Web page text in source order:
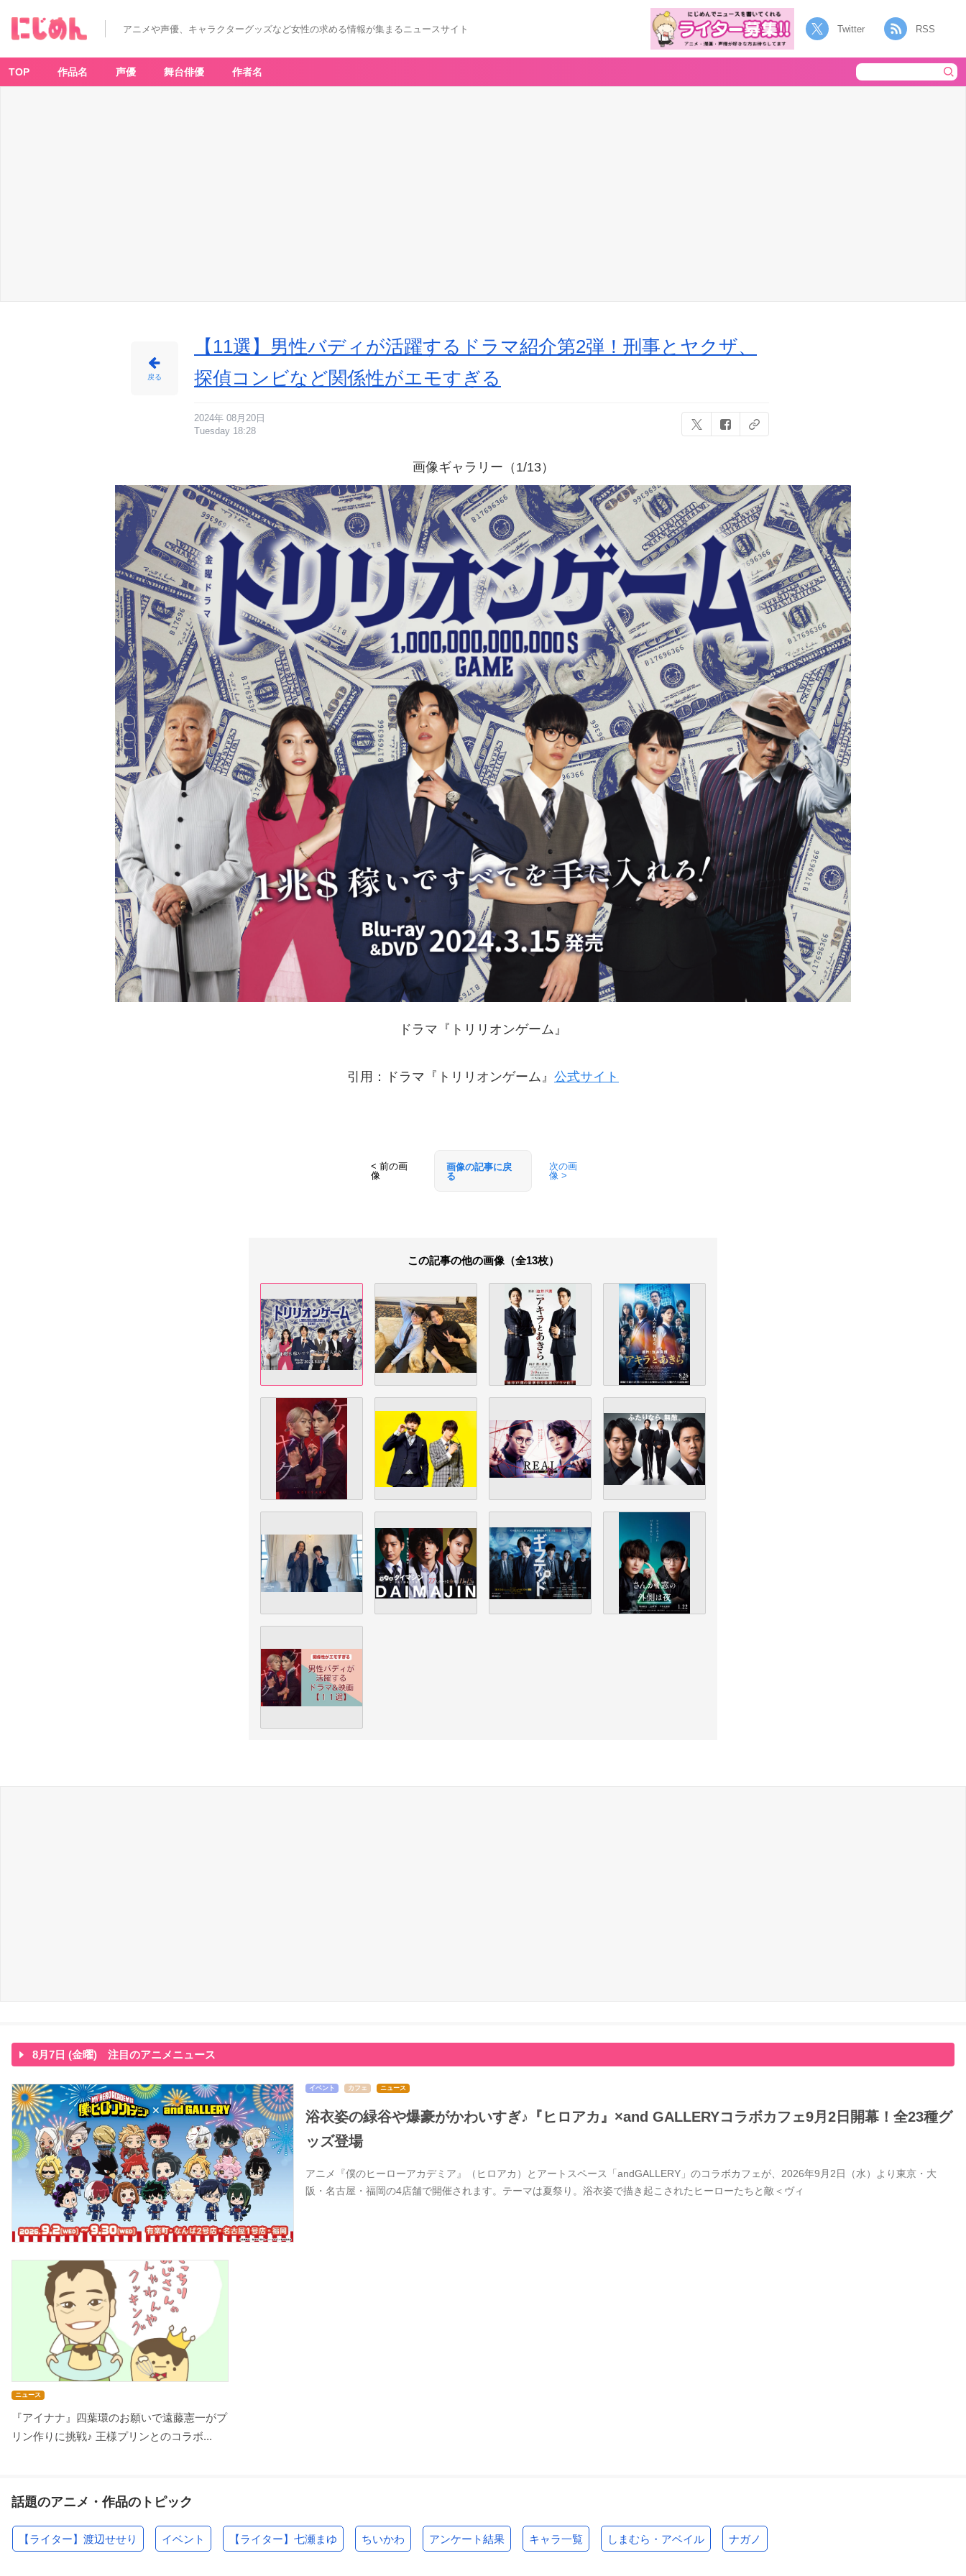
『ト
オ
ゲ
ー
ム』
アニメや声優、キャラクターグッズなど女性の求める情報が集まるニュースサイト Twitter RSS
TOP 作品名 声優 舞台俳優 作者名
戻る
【11選】男性バディが活躍するドラマ紹介第2弾！刑事とヤクザ、
探偵コンビなど関係性がエモすぎる
2024年 08月20日
Tuesday 18:28
画像ギャラリー（1/13）
ドラマ『トリリオンゲーム』
引用：ドラマ『トリリオンゲーム』 公式サイト
< 前の画
像
画像の記事に戻
る
次の画
像 >
この記事の他の画像（全13枚）
8月7日 (金曜) 注目のアニメニュース
イベント カフェ ニュース
浴衣姿の緑谷や爆豪がかわいすぎ♪『ヒロアカ』×and GALLERYコラボカフェ9月2日開幕！全23種グ
ッズ登場
アニメ『僕のヒーローアカデミア』（ヒロアカ）とアートスペース「andGALLERY」のコラボカフェが、2026年9月2日（水）より東京・大
阪・名古屋・福岡の4店舗で開催されます。テーマは夏祭り。浴衣姿で描き起こされたヒーローたちと敵＜ヴィ
ニュース
『アイナナ』四葉環のお願いで遠藤憲一がプ
リン作りに挑戦♪ 王様プリンとのコラボ...
話題のアニメ・作品のトピック
【ライター】渡辺せせり イベント 【ライター】七瀬まゆ ちいかわ アンケート結果 キャラ一覧 しまむら・アベイル ナガノ